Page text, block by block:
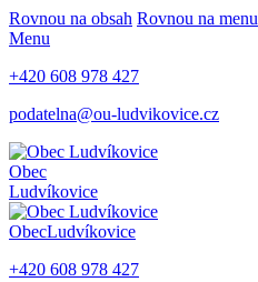
Rovnou na obsah Rovnou na menu
Menu
+420 608 978 427
podatelna@ou-ludvikovice.cz
Obec
Ludvíkovice
ObecLudvíkovice
+420 608 978 427